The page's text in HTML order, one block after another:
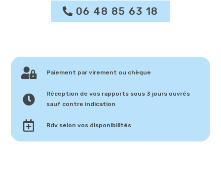
06 48 85 63 18
Paiement par virement ou chèque
Réception de vos rapports sous 3 jours ouvrés
sauf contre indication
Rdv selon vos disponibilités